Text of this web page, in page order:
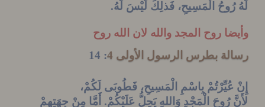
الْمَسِيحِ، فَذلِكَ لَيْسَ لَهُ.
روح المجد والله لان الله روح
بطرس الرسول الأولى 4
: 14
بِاسْمِ الْمَسِيحِ، فَطُوبَى لَكُمْ،
رُوحَ الْمَجْدِ وَاللهِ يَحِلُّ عَلَيْكُمْ. أَمَّا مِنْ جِهَتِهِمْ